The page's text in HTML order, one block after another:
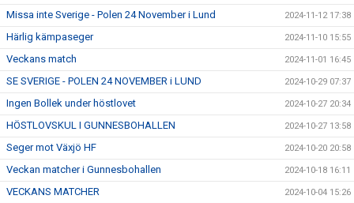
Missa inte Sverige - Polen 24 November i Lund 2024-11-12 17:38
Härlig kämpaseger 2024-11-10 15:55
Veckans match 2024-11-01 16:45
SE SVERIGE - POLEN 24 NOVEMBER i LUND 2024-10-29 07:37
Ingen Bollek under höstlovet 2024-10-27 20:34
HÖSTLOVSKUL I GUNNESBOHALLEN 2024-10-27 13:58
Seger mot Växjö HF 2024-10-20 20:58
Veckan matcher i Gunnesbohallen 2024-10-18 16:11
VECKANS MATCHER 2024-10-04 15:26